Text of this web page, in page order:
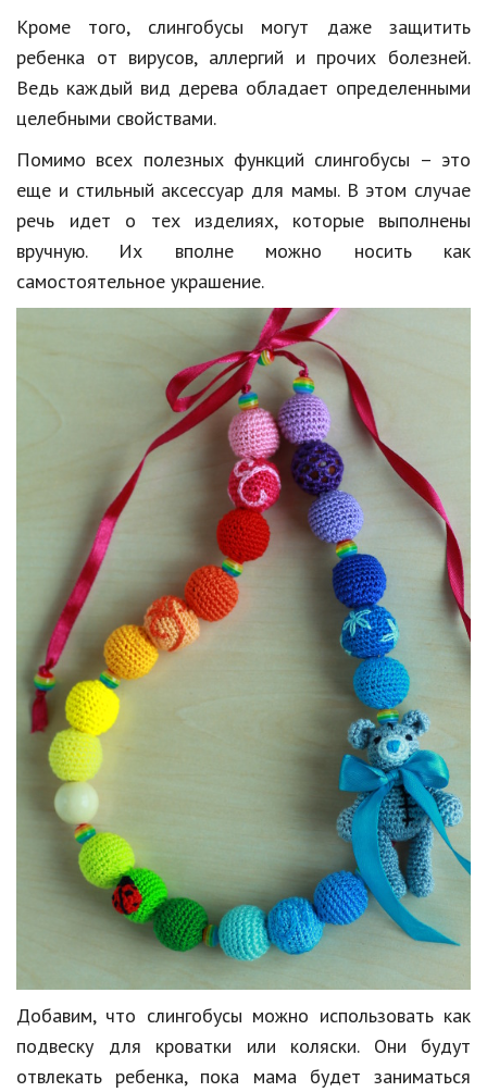
Кроме того, слингобусы могут даже защитить
ребенка от вирусов, аллергий и прочих болезней.
Ведь каждый вид дерева обладает определенными
целебными свойствами.
Помимо всех полезных функций слингобусы – это
еще и стильный аксессуар для мамы. В этом случае
речь идет о тех изделиях, которые выполнены
вручную. Их вполне можно носить как
самостоятельное украшение.
Добавим, что слингобусы можно использовать как
подвеску для кроватки или коляски. Они будут
отвлекать ребенка, пока мама будет заниматься